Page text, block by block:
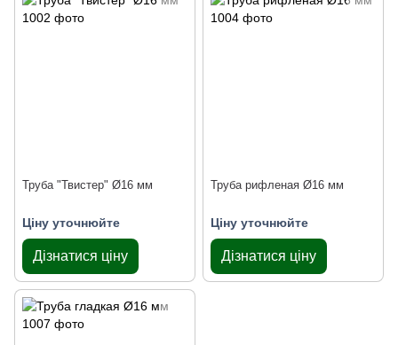
Труба "Твистер" Ø16 мм
Ціну уточнюйте
Дізнатися ціну
Труба рифленая Ø16 мм
Ціну уточнюйте
Дізнатися ціну